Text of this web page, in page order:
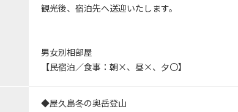
観光後、宿泊先へ送迎いたします。
男女別相部屋
【民宿泊／食事：朝×、昼×、夕〇】
◆屋久島冬の奥岳登山